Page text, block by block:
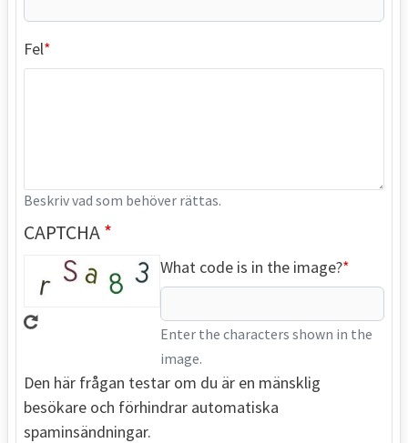
Fel
Beskriv vad som behöver rättas.
CAPTCHA
What code is in the image?
Enter the characters shown in the
image.
Den här frågan testar om du är en mänsklig
besökare och förhindrar automatiska
spaminsändningar.